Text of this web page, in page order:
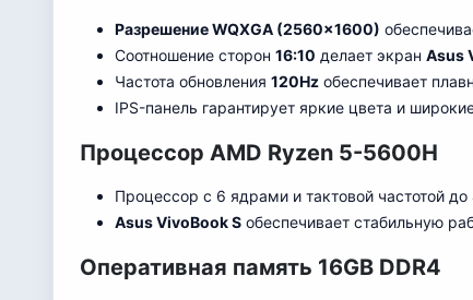
Разрешение WQXGA (2560×1600)
Соотношение сторон 16:10 делает экран Asus
Частота обновления 120Hz обеспечивает
IPS-панель гарантирует яркие цвета и
Процессор AMD Ryzen 5-5600H
Процессор с 6 ядрами и тактовой частотой до
Asus VivoBook S обеспечивает стабильную
Оперативная память 16GB DDR4